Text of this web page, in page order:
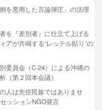
を悪用した言論弾圧」の法理
を『差別者』に仕立て上げる
が共鳴する“レッテル貼り”の
委員会（C-24）による沖縄の
（第２回本会議）
人は先住民族ではありませ
ッションNGO発言